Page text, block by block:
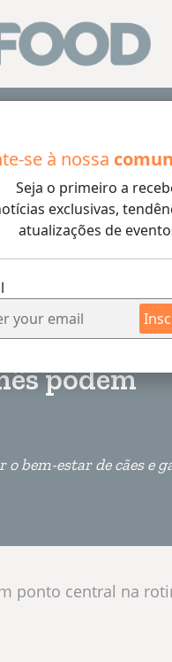
se à nossa
Seja o primeiro a
exclusivas,
atualizações de
a hidratação de cães
4 min
podem
bem-estar de cães e
ponto central na